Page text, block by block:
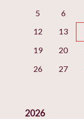
5
6
12
13
19
20
26
27
2026